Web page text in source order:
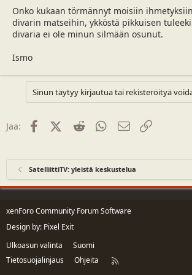
a
l
o
t
t
a
m
ä
ä
Onko kukaan törmännyt moisiin
divarin matseihin, ykköstä pikkuisen
divaria ei ole minun silmään osunut.
Ismo
Sinun täytyy kirjautua tai rekisteröityä
Jaa: FacebookX (Twitter)
Reddit WhatsAppSähköposti
SatelliittiTV: yleistä keskustelua
xenForo Community Forum Software
Design by: Pixel Exit
Ulkoasun valinta
Suomi
Tietosuojalinjaus
Ohjeita
R